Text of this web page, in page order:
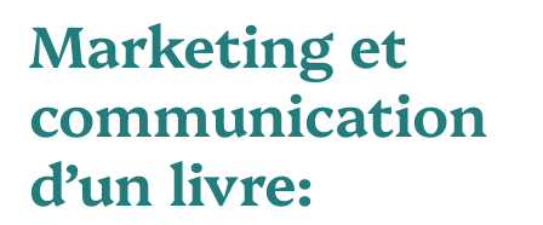
Marketing et
communication
d’un livre: